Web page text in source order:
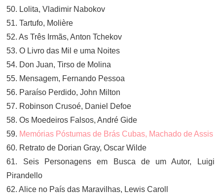
50. Lolita, Vladimir Nabokov
51. Tartufo, Molière
52. As Três Irmãs, Anton Tchekov
53. O Livro das Mil e uma Noites
54. Don Juan, Tirso de Molina
55. Mensagem, Fernando Pessoa
56. Paraíso Perdido, John Milton
57. Robinson Crusoé, Daniel Defoe
58. Os Moedeiros Falsos, André Gide
59. Memórias Póstumas de Brás Cubas, Machado de Assis
60. Retrato de Dorian Gray, Oscar Wilde
61. Seis Personagens em Busca de um Autor, Luigi
Pirandello
62. Alice no País das Maravilhas, Lewis Caroll